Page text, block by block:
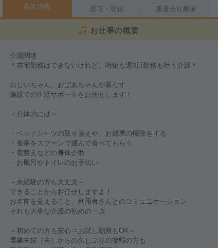
募集情報 選考・登録 派遣会社概要
お仕事の概要
介護関連
＊在宅勤務はできないけれど、時短も週3日勤務も叶う介護＊
おじいちゃん、おばあちゃんが暮らす
施設での生活サポートをお任せします！
＜具体的には＞
・ベッドシーツの取り換えや、お部屋の掃除をする
・食事をスプーンで運んで食べてもらう
・着替えなどの身体介助
・お風呂やトイレのお手伝い
～未経験の方も大丈夫～
できることからお任せしますよ！
お名前を覚えること、利用者さんとのコミュニケーション
それも大事な介護の初めの一歩
～初めての方も安心⇒お試し勤務もOK～
専業主婦（夫）からの久しぶりの復帰の方も